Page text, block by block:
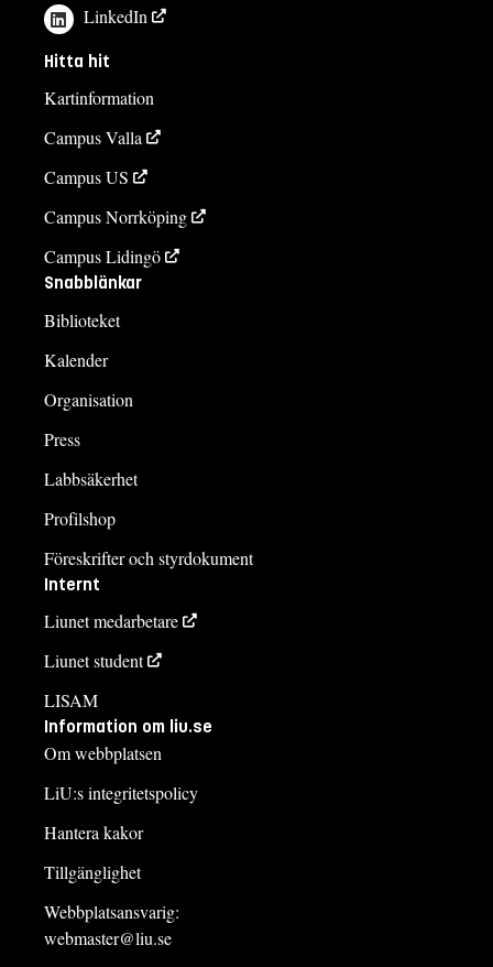
LinkedIn
Hitta hit
Kartinformation
Campus Valla
Campus US
Campus Norrköping
Campus Lidingö
Snabblänkar
Biblioteket
Kalender
Organisation
Press
Labbsäkerhet
Profilshop
Föreskrifter och styrdokument
Internt
Liunet medarbetare
Liunet student
LISAM
Information om liu.se
Om webbplatsen
LiU:s integritetspolicy
Hantera kakor
Tillgänglighet
Webbplatsansvarig:
webmaster@liu.se